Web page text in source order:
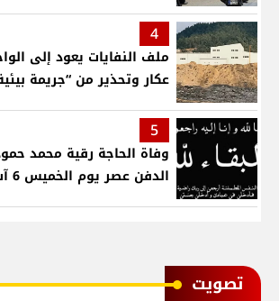
4
ملف النفايات يعود إلى
عكار وتحذير من “جريمة
5
وفاة الحاجة رقية محمد
الدفن عصر يوم الخميس 6 آب 2026
ﺗﺼﻮﻳﺖ